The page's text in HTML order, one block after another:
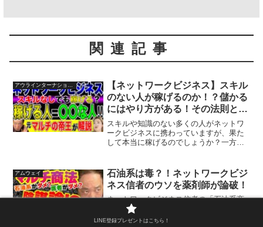
関連記事
アウラインターナショナル・ミライズ
【ネットワークビジネス】スキル
のない人が稼げるのか！？儲かる
にはやり方がある！その法則と
は！？
スキルや知識のない多くの人がネットワ
ークビジネスに携わっていますが、果た
して本当に稼げるのでしょうか？一方、
アルアントレプレナーで現役の企業経営
者、そして元ネットワーク...
アムウェイ
石油系は毒？！ネットワークビジ
ネス信者のウソを薬剤師が論破！
ネットワークビジネス信者の「石油系商
品はダメ！」というプレゼンを聞いたこ
とはありませんか？それはウソです。間
LINE登録プレゼントはこちら！